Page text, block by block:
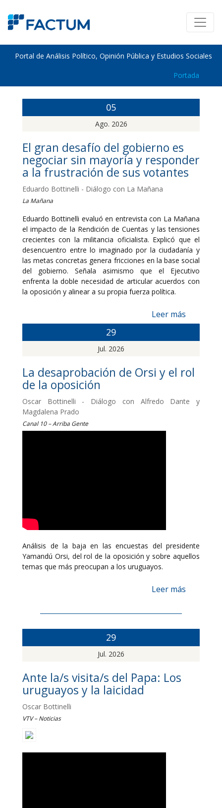
Portal de Análisis Político, Opinión Pública y Estudios Sociales
Portada
05
Ago. 2026
El gran desafío del gobierno es
negociar sin mayoría y responder
a la frustración de sus votantes
Eduardo Bottinelli - Diálogo con La Mañana
La Mañana
Eduardo Bottinelli evaluó en entrevista con La Mañana
el impacto de la Rendición de Cuentas y las tensiones
crecientes con la militancia oficialista. Explicó que el
desencuentro entre lo imaginado por la ciudadanía y
las metas concretas genera fricciones en la base social
del gobierno. Señala asimismo que el Ejecutivo
enfrenta la doble necesidad de articular acuerdos con
la oposición y alinear a su propia fuerza política.
Leer más
29
Jul. 2026
La desaprobación de Orsi y el rol
de la oposición
Oscar Bottinelli - Diálogo con Alfredo Dante y
Magdalena Prado
Canal 10 – Arriba Gente
Análisis de la baja en las encuestas del presidente
Yamandú Orsi, del rol de la oposición y sobre aquellos
temas que más preocupan a los uruguayos.
Leer más
29
Jul. 2026
Ante la/s visita/s del Papa: Los
uruguayos y la laicidad
Oscar Bottinelli
VTV – Noticias